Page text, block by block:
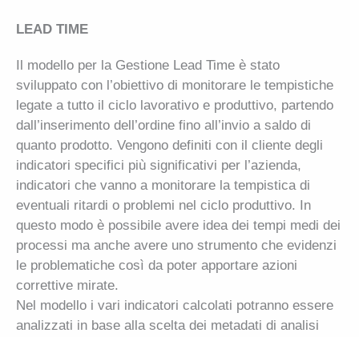
LEAD TIME
Il modello per la Gestione Lead Time è stato
sviluppato con l’obiettivo di monitorare le tempistiche
legate a tutto il ciclo lavorativo e produttivo, partendo
dall’inserimento dell’ordine fino all’invio a saldo di
quanto prodotto. Vengono definiti con il cliente degli
indicatori specifici più significativi per l’azienda,
indicatori che vanno a monitorare la tempistica di
eventuali ritardi o problemi nel ciclo produttivo. In
questo modo è possibile avere idea dei tempi medi dei
processi ma anche avere uno strumento che evidenzi
le problematiche così da poter apportare azioni
correttive mirate.
Nel modello i vari indicatori calcolati potranno essere
analizzati in base alla scelta dei metadati di analisi